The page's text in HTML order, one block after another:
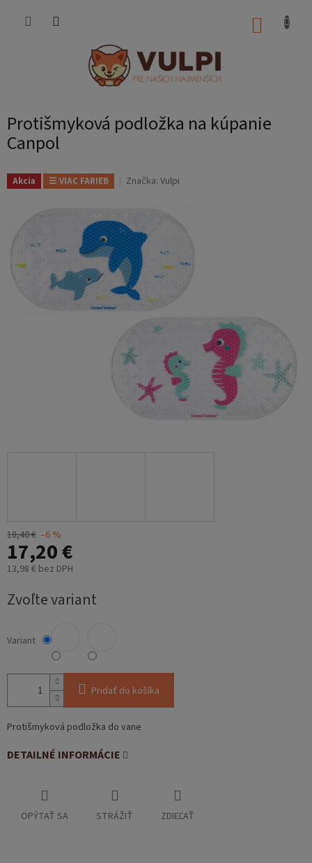
Protišmyková podložka na kúpanie
Canpol
Akcia ☰ VIAC FARIEB Značka: Vulpi
18,40 € –6 %
17,20 €
13,98 € bez DPH
cena:
Zvoľte variant
Variant
Pridať do košíka
Protišmyková podložka do vane
DETAILNÉ INFORMÁCIE
OPÝTAŤ SA STRÁŽIŤ ZDIEĽAŤ